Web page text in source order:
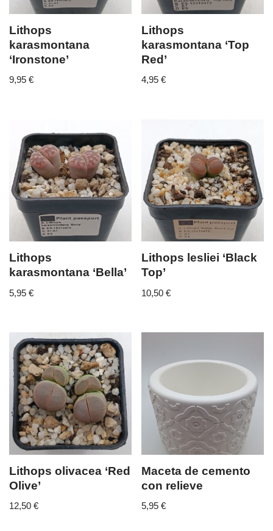
Lithops
karasmontana
‘Ironstone’
9,95 €
Lithops
karasmontana ‘Top
Red’
4,95€
Lithops
karasmontana ‘Bella’
5,95 €
Lithops lesliei ‘Black
Top’
10,50€
Lithops olivacea ‘Red
Olive’
12,50 €
Maceta de cemento
con relieve
5,95€